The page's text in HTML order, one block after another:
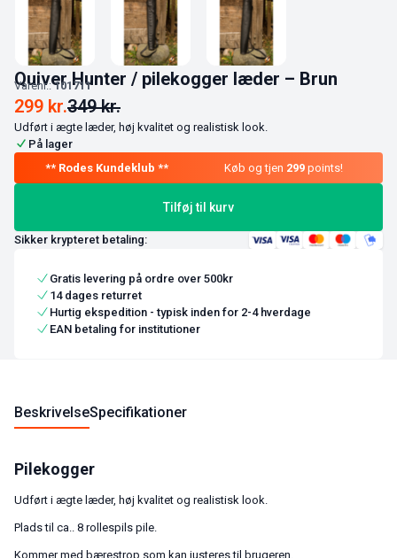
Quiver Hunter / pilekogger læder – Brun
Varenr.:101711
349kr.
299 kr.
Udført i ægte læder, høj kvalitet og realistisk look.
På lager
Køb og tjen 299 points!
Tilføj til kurv
Sikker krypteret betaling:
Gratis levering på ordre over 500kr
14 dages returret
Hurtig ekspedition - typisk inden for 2-4 hverdage
EAN betaling for institutioner
BeskrivelseSpecifikationer
Pilekogger
Udført i ægte læder, høj kvalitet og realistisk look.
Plads til ca.. 8 rollespils pile.
Kommer med bærestrop som kan justeres til brugeren.